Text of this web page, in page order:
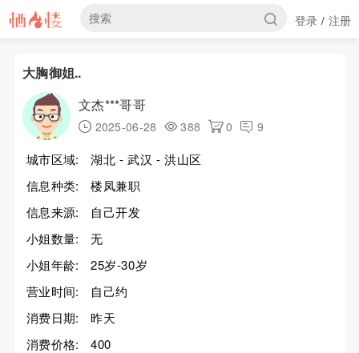
登录 / 注册
大胸御姐..
文杰***哥哥
2025-06-28 388 0 9
城市区域:
湖北 - 武汉 - 洪山区
信息种类:
楼凤兼职
信息来源:
自己开发
小姐数量:
无
小姐年龄:
25岁-30岁
营业时间:
自己约
消费日期:
昨天
消费价格:
400